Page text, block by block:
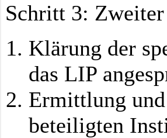
Schritt 3:
Klärung der
das LIP
Ermittlung
beteiligten